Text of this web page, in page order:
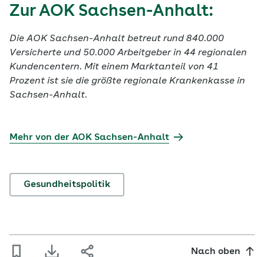
Zur AOK Sachsen-Anhalt:
Die AOK Sachsen-Anhalt betreut rund 840.000
Versicherte und 50.000 Arbeitgeber in 44 regionalen
Kundencentern. Mit einem Marktanteil von 41
Prozent ist sie die größte regionale Krankenkasse in
Sachsen-Anhalt.
Mehr von der AOK Sachsen-Anhalt
Gesundheitspolitik
Nach oben